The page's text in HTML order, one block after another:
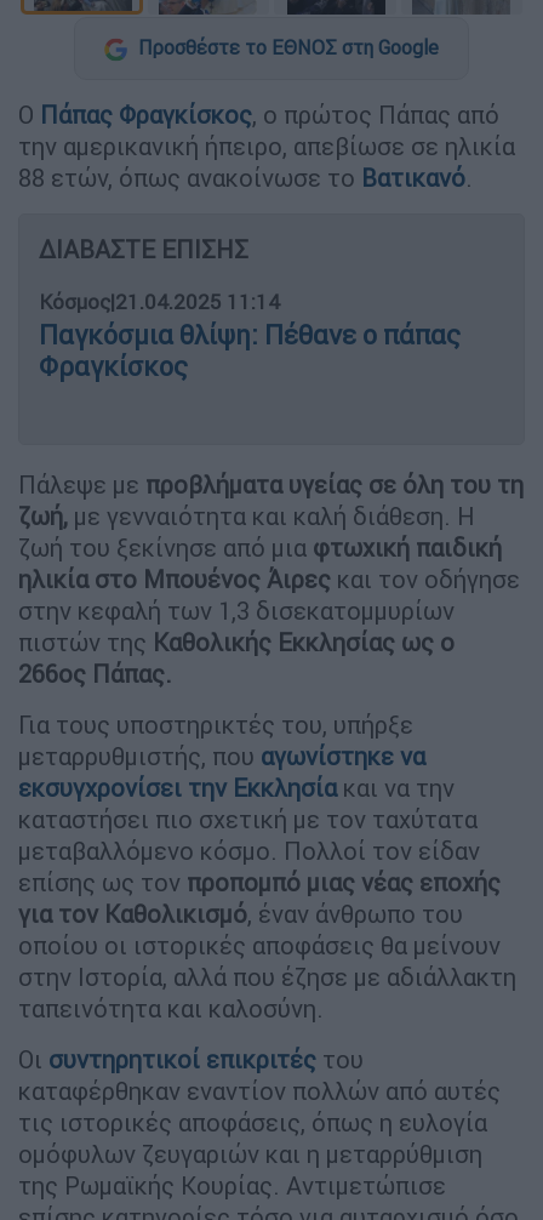
Προσθέστε το ΕΘΝΟΣ στη Google
Ο Πάπας Φραγκίσκος, ο πρώτος Πάπας από
την αμερικανική ήπειρο, απεβίωσε σε ηλικία
88 ετών, όπως ανακοίνωσε το Βατικανό.
ΔΙΑΒΑΣΤΕ ΕΠΙΣΗΣ
Κόσμος|21.04.2025 11:14
Παγκόσμια θλίψη: Πέθανε ο πάπας
Φραγκίσκος
Πάλεψε με προβλήματα υγείας σε όλη του τη
ζωή, με γενναιότητα και καλή διάθεση. Η
ζωή του ξεκίνησε από μια φτωχική παιδική
ηλικία στο Μπουένος Άιρες και τον οδήγησε
στην κεφαλή των 1,3 δισεκατομμυρίων
πιστών της Καθολικής Εκκλησίας ως ο
266ος Πάπας.
Για τους υποστηρικτές του, υπήρξε
μεταρρυθμιστής, που αγωνίστηκε να
εκσυγχρονίσει την Εκκλησίακαι να την
καταστήσει πιο σχετική με τον ταχύτατα
μεταβαλλόμενο κόσμο. Πολλοί τον είδαν
επίσης ως τον προπομπό μιας νέας εποχής
για τον Καθολικισμό, έναν άνθρωπο του
οποίου οι ιστορικές αποφάσεις θα μείνουν
στην Ιστορία, αλλά που έζησε με αδιάλλακτη
ταπεινότητα και καλοσύνη.
Οι συντηρητικοί επικριτές του
καταφέρθηκαν εναντίον πολλών από αυτές
τις ιστορικές αποφάσεις, όπως η ευλογία
ομόφυλων ζευγαριών και η μεταρρύθμιση
της Ρωμαϊκής Κουρίας. Αντιμετώπισε